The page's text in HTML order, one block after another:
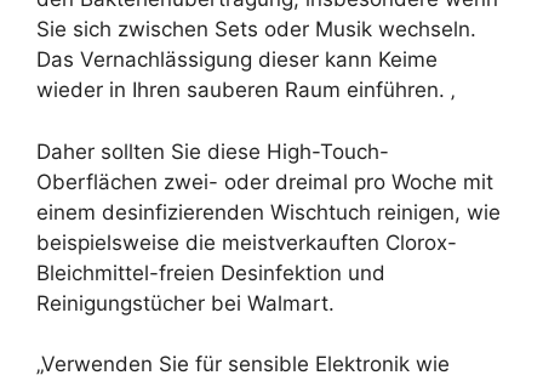
Sie sich zwischen Sets oder Musik wechseln.
Das Vernachlässigung dieser kann Keime
wieder in Ihren sauberen Raum einführen. ‚
Daher sollten Sie diese High-Touch-
Oberflächen zwei- oder dreimal pro Woche mit
einem desinfizierenden Wischtuch reinigen, wie
beispielsweise die meistverkauften Clorox-
Bleichmittel-freien Desinfektion und
Reinigungstücher bei Walmart.
„Verwenden Sie für sensible Elektronik wie